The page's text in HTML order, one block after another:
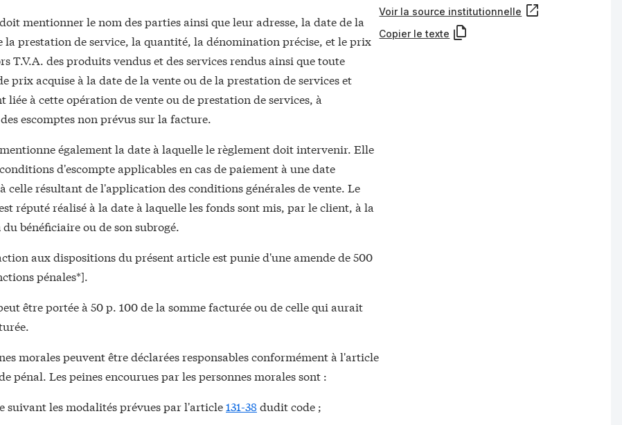
mentionner le nom des parties ainsi que leur adresse, la date de la
la prestation de service, la quantité, la dénomination précise, et le prix
T.V.A. des produits vendus et des services rendus ainsi que toute
prix acquise à la date de la vente ou de la prestation de services et
liée à cette opération de vente ou de prestation de services, à
escomptes non prévus sur la facture.
également la date à laquelle le règlement doit intervenir. Elle
d'escompte applicables en cas de paiement à une date
celle résultant de l'application des conditions générales de vente. Le
réputé réalisé à la date à laquelle les fonds sont mis, par le client, à la
bénéficiaire ou de son subrogé.
aux dispositions du présent article est punie d'une amende de 500
pénales*].
être portée à 50 p. 100 de la somme facturée ou de celle qui aurait
morales peuvent être déclarées responsables conformément à l'article
pénal. Les peines encourues par les personnes morales sont :
suivant les modalités prévues par l'article131-38 dudit code ;
Voir la source institutionnelle
Copier le texte